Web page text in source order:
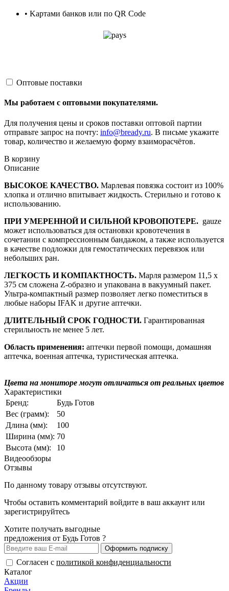
• Kартами банков или по QR Code
Оптовые поставки
Мы работаем с оптовыми покупателями.
Для получения цены и сроков поставки оптовой партии
отправьте запрос на почту: info@bready.ru. В письме укажите
товар, количество и желаемую форму взаиморасчётов.
В корзину
Описание
ВЫСОКОЕ КАЧЕСТВО. Марлевая повязка состоит из 100%
хлопка и отлично впитывает жидкость. Стерильно и готово к
использованию.
ПРИ УМЕРЕННОЙ И СИЛЬНОЙ КРОВОПОТЕРЕ. gauze
может использоваться для остановки кровотечения в
сочетании с компрессионным бандажом, а также используется
в качестве подложки для гемостатических перевязок или
небольших ран.
ЛЕГКОСТЬ И КОМПАКТНОСТЬ. Марля размером 11,5 x
375 см сложена Z-образно и упакована в вакуумный пакет.
Ультра-компактный размер позволяет легко поместиться в
любые наборы IFAK и другие аптечки.
ДЛИТЕЛЬНЫЙ СРОК ГОДНОСТИ. Гарантированная
стерильность не менее 5 лет.
Область применения: аптечки первой помощи, домашняя
аптечка, военная аптечка, туристическая аптечка.
Цвета на мониторе могут отличаться от реальных цветов
Характеристики
Бренд:
Будь Готов
Вес (грамм):
50
Длина (мм):
100
Ширина (мм): 70
Высота (мм):
10
Видеообзоры
Отзывы
По данному товару отзывы отсутствуют.
Чтобы оставить комментарий войдите в ваш аккаунт или
зарегистрируйтесь
Хотите получать выгодные
предложения от Будь Готов ?
Оформить подписку
Согласен с политикой конфиденциальности
Каталог
Акции